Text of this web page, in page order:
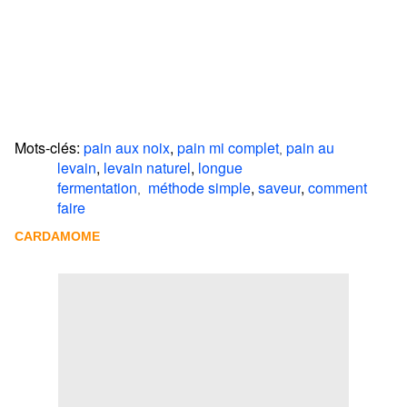
Mots-clés: pain aux noix, pain mi complet, pain au
levain, levain naturel, longue
fermentation
méthode simple, saveur, comment
faire
CARDAMOME